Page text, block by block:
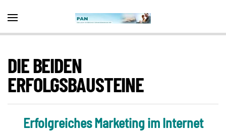
DIE BEIDEN
ERFOLGSBAUSTEINE
Erfolgreiches Marketing im Internet